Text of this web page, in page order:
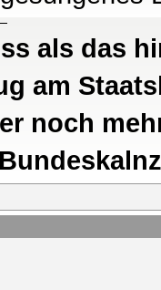
als das
am
noch